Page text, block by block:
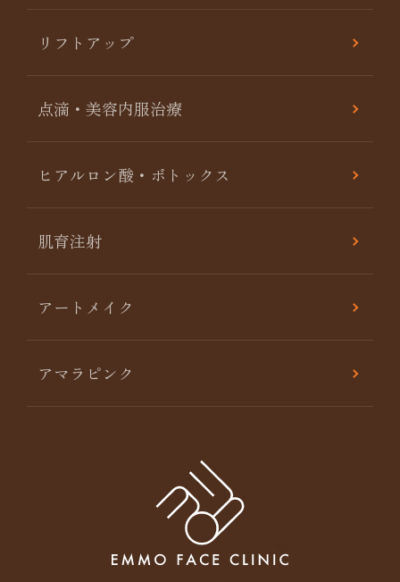
リフトアップ
点滴・美容内服治療
ヒアルロン酸・ボトックス
肌育注射
アートメイク
アマラピンク